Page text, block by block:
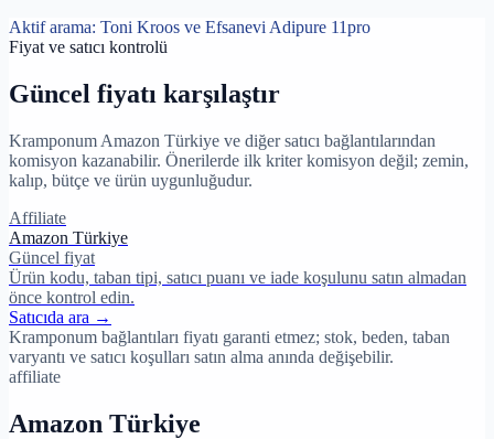
Aktif arama: Toni Kroos ve Efsanevi Adipure 11pro
Fiyat ve satıcı kontrolü
Güncel fiyatı karşılaştır
Kramponum Amazon Türkiye ve diğer satıcı bağlantılarından
komisyon kazanabilir. Önerilerde ilk kriter komisyon değil; zemin,
kalıp, bütçe ve ürün uygunluğudur.
Affiliate
Amazon Türkiye
Güncel fiyat
Ürün kodu, taban tipi, satıcı puanı ve iade koşulunu satın almadan
önce kontrol edin.
Satıcıda ara →
Kramponum bağlantıları fiyatı garanti etmez; stok, beden, taban
varyantı ve satıcı koşulları satın alma anında değişebilir.
affiliate
Amazon Türkiye